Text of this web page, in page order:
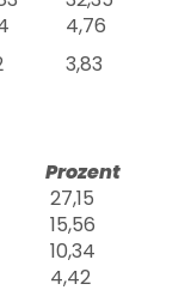
4,76
3,83
Prozent
27,15
15,56
10,34
4,42